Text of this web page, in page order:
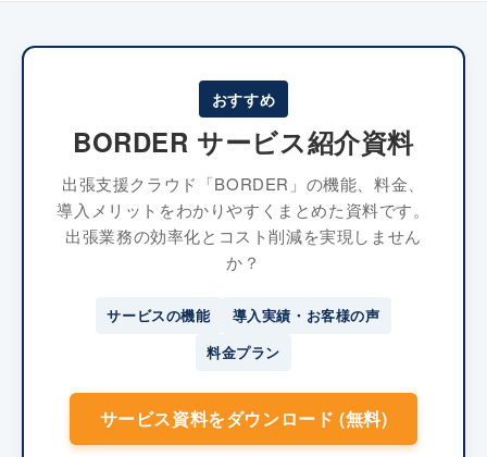
おすすめ
BORDER サービス紹介資料
出張支援クラウド「BORDER」の機能、料金、
導入メリットをわかりやすくまとめた資料です。
出張業務の効率化とコスト削減を実現しません
か？
サービスの機能
導入実績・お客様の声
料金プラン
サービス資料をダウンロード (無料)